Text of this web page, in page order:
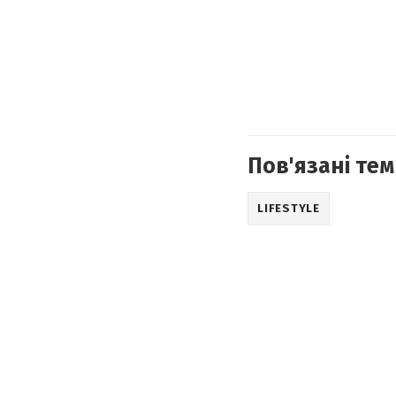
Пов'язані
LIFESTYLE